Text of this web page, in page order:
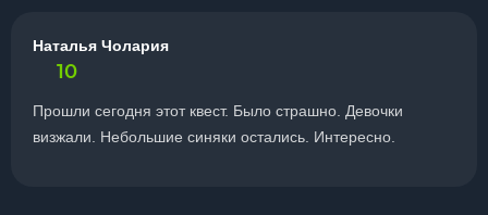
Наталья Чолария
10
Прошли сегодня этот квест. Было страшно. Девочки
визжали. Небольшие синяки остались. Интересно.